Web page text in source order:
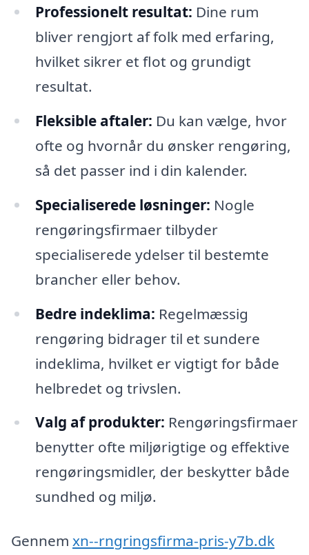
Professionelt resultat: Dine rum
bliver rengjort af folk med erfaring,
hvilket sikrer et flot og grundigt
resultat.
Fleksible aftaler: Du kan vælge, hvor
ofte og hvornår du ønsker rengøring,
så det passer ind i din kalender.
Specialiserede løsninger: Nogle
rengøringsfirmaer tilbyder
specialiserede ydelser til bestemte
brancher eller behov.
Bedre indeklima: Regelmæssig
rengøring bidrager til et sundere
indeklima, hvilket er vigtigt for både
helbredet og trivslen.
Valg af produkter: Rengøringsfirmaer
benytter ofte miljørigtige og effektive
rengøringsmidler, der beskytter både
sundhed og miljø.
Gennem xn--rngringsfirma-pris-y7b.dk